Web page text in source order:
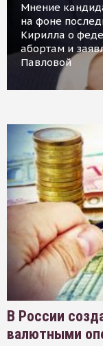
Мнение
на фоне
Кирилла о
абортам и
Павловой
В России
валютными